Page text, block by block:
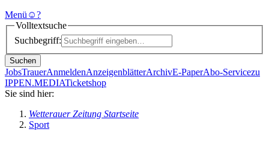
Menü ☺?
Volltextsuche
Suchbegriff:
Suchen
JobsTrauerAnmeldenAnzeigenblätterArchivE-PaperAbo-Servicezu
IPPEN.MEDIATicketshop
Sie sind hier:
Wetterauer Zeitung Startseite
Sport